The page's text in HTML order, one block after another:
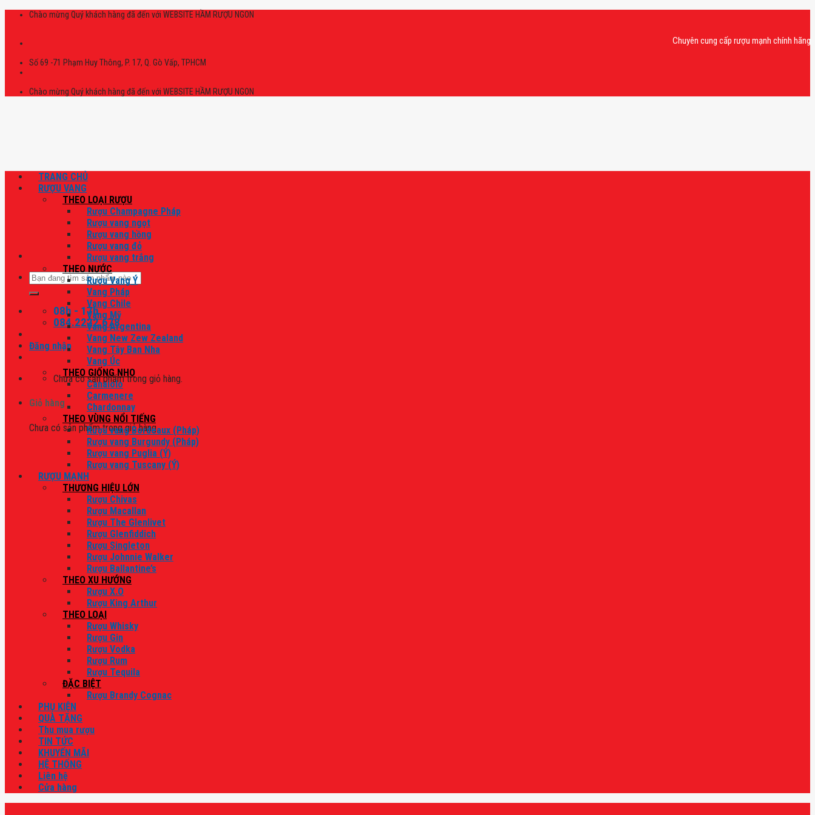
Skip
Chào mừng Quý khách hàng đã đến với WEBSITE HẦM RƯỢU NGON
Chuyên cung cấp rượu mạnh chính hãng,
Số 69 -71 Phạm Huy Thông, P. 17, Q. Gò Vấp, TPHCM
Chào mừng Quý khách hàng đã đến với WEBSITE HẦM RƯỢU NGON
Tìm
kiếm:
08h - 17h
084.2222.678
Đăng nhập
Chưa có sản phẩm trong giỏ hàng.
Giỏ hàng
Chưa có sản phẩm trong giỏ hàng.
TRANG CHỦ
RƯỢU VANG
THEO LOẠI RƯỢU
Rượu Champagne Pháp
Rượu vang ngọt
Rượu vang hồng
Rượu vang đỏ
Rượu vang trắng
THEO NƯỚC
Rượu Vang Ý
Vang Pháp
Vang Chile
Vang Mỹ
Vang Argentina
Vang New Zew Zealand
Vang Tây Ban Nha
Vang Úc
THEO GIỐNG NHO
Canaiolo
Carmenere
Chardonnay
THEO VÙNG NỔI TIẾNG
Rượu vang Bordeaux (Pháp)
Rượu vang Burgundy (Pháp)
Rượu vang Puglia (Ý)
Rượu vang Tuscany (Ý)
RƯỢU MẠNH
THƯƠNG HIỆU LỚN
Rượu Chivas
Rượu Macallan
Rượu The Glenlivet
Rượu Glenfiddich
Rượu Singleton
Rượu Johnnie Walker
Rượu Ballantine’s
THEO XU HƯỚNG
Rượu X.O
Rượu King Arthur
THEO LOẠI
Rượu Whisky
Rượu Gin
Rượu Vodka
Rượu Rum
Rượu Tequila
ĐẶC BIỆT
Rượu Brandy Cognac
PHỤ KIỆN
QUÀ TẶNG
Thu mua rượu
TIN TỨC
KHUYẾN MÃI
HỆ THỐNG
Liên hệ
Cửa hàng